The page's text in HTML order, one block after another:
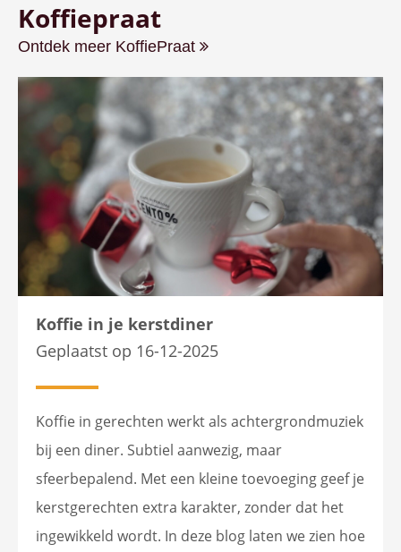
Koffiepraat
Ontdek meer KoffiePraat
Koffie in je kerstdiner
Geplaatst op 16-12-2025
Koffie in gerechten werkt als achtergrondmuziek
bij een diner. Subtiel aanwezig, maar
sfeerbepalend. Met een kleine toevoeging geef je
kerstgerechten extra karakter, zonder dat het
ingewikkeld wordt. In deze blog laten we zien hoe